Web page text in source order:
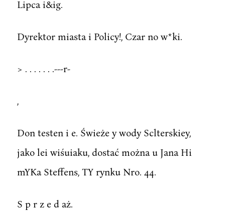
Lipca i&ig.
Dyrektor miasta i Policy!, Czar no w*ki.
> . . . . . . .---r-
Don testen i e. Świeże y wody Sclterskiey,
jako lei wiśuiaku, dostać można u Jana Hi
mYKa Steffens, TY rynku Nro. 44.
S p r z e d aż.